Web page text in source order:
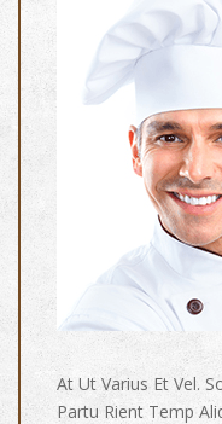
At Ut Varius Et Vel.
Partu Rient Temp